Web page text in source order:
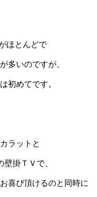
ほとんどで
多いのですが、
初めてです。
ラットと
掛ＴＶで、
喜び頂けるのと同時に